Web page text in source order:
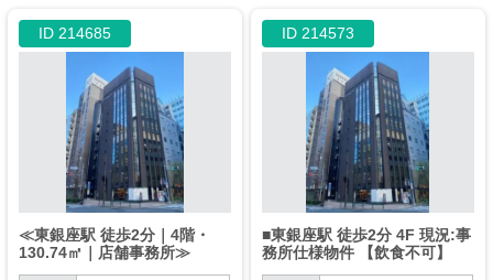
ID 214685
≪東銀座駅 徒歩2分｜4階・
130.74㎡｜店舗事務所≫
ID 214573
■東銀座駅 徒歩2分 4F 現況:事
務所仕様物件 【飲食不可】